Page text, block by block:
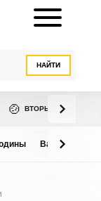
НАЙТИ
🍲 ВТОРЫЕ БЛЮДА
Варенье из